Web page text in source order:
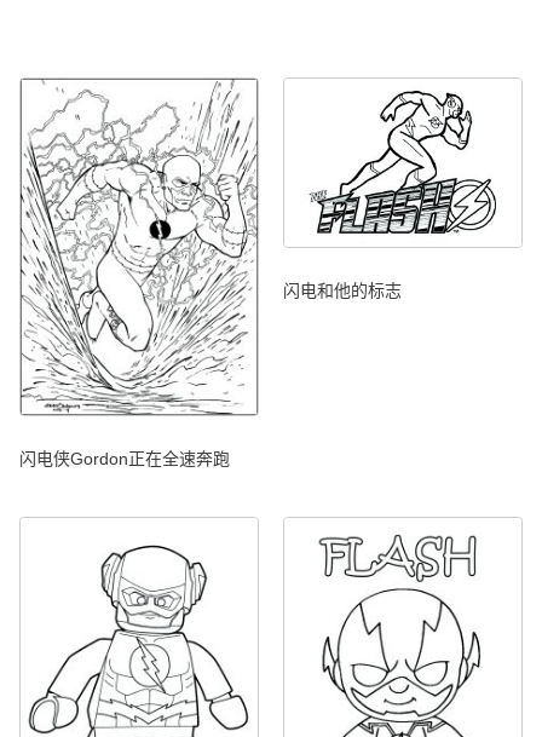
闪电侠Gordon正在全速奔跑
闪电和他的标志